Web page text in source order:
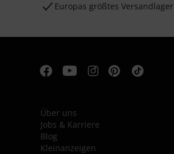
Europas größtes Versandlager
Über uns
Jobs & Karriere
Blog
Kleinanzeigen